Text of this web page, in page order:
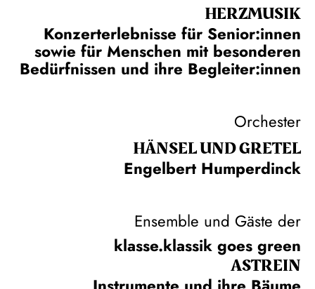
HERZ­MUSIK
Konzerterlebnisse für Senior:innen
sowie für Menschen mit besonderen
Bedürfnissen und ihre Begleiter:innen
Orchester
HÄNSEL UND GRETEL
Engelbert Humperdinck
Ensemble und Gäste der
klasse.klassik goes green
ASTREIN